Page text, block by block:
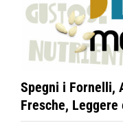
Spegni i Fornelli,
Fresche,